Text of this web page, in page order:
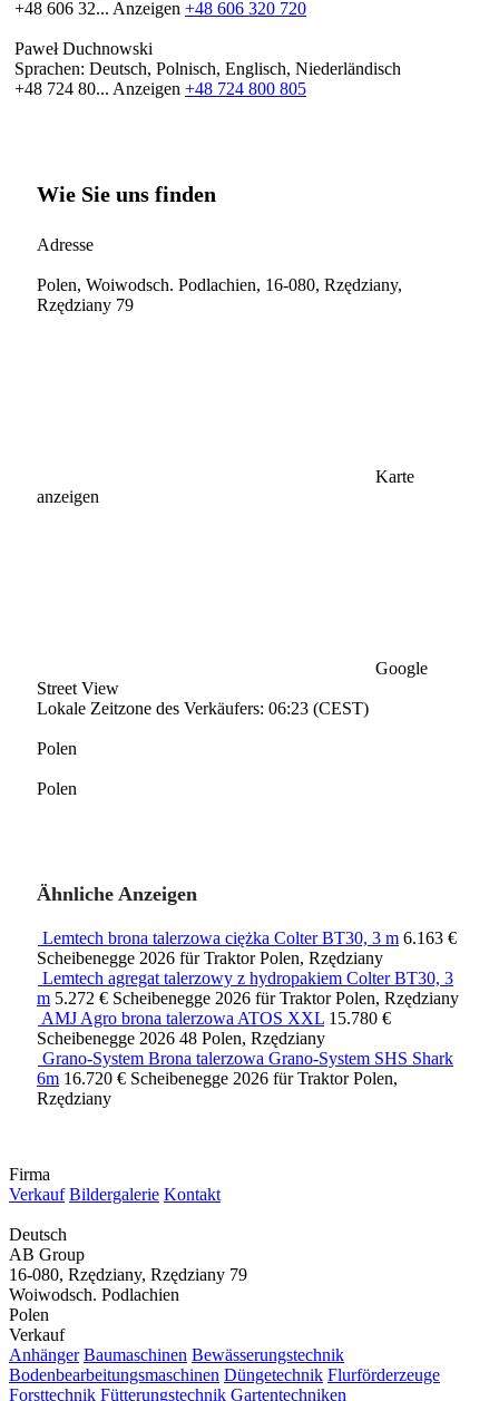
+48 606 32... Anzeigen +48 606 320 720
Paweł Duchnowski
Sprachen: Deutsch, Polnisch, Englisch, Niederländisch
+48 724 80... Anzeigen +48 724 800 805
Wie Sie uns finden
Adresse
Polen, Woiwodsch. Podlachien, 16-080, Rzędziany,
Rzędziany 79
Karte
anzeigen
Google
Street View
Lokale Zeitzone des Verkäufers: 06:23 (CEST)
Polen
Polen
Ähnliche Anzeigen
Lemtech brona talerzowa ciężka Colter BT30, 3 m 6.163 €
Scheibenegge 2026 für TraktorPolen, Rzędziany
Lemtech agregat talerzowy z hydropakiem Colter BT30, 3
m 5.272 € Scheibenegge 2026 für TraktorPolen, Rzędziany
AMJ Agro brona talerzowa ATOS XXL 15.780 €
Scheibenegge 2026 48 Polen, Rzędziany
Grano-System Brona talerzowa Grano-System SHS Shark
6m 16.720 € Scheibenegge 2026 für TraktorPolen,
Rzędziany
Firma
Verkauf Bildergalerie Kontakt
Deutsch
AB Group
16-080, Rzędziany, Rzędziany 79
Woiwodsch. Podlachien
Polen
Verkauf
Anhänger Baumaschinen Bewässerungstechnik
Bodenbearbeitungsmaschinen Düngetechnik Flurförderzeuge
Forsttechnik Fütterungstechnik Gartentechniken